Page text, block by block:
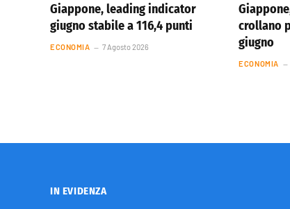
Giappone, leading indicator
giugno stabile a 116,4 punti
ECONOMIA 7 Agosto 2026
crollano
giugno
ECONOMIA
IN EVIDENZA